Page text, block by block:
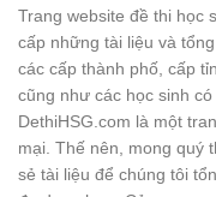
Trang website đề thi học
cấp những tài liệu và
các cấp thành phố, cấp
cũng như các học sinh
DethiHSG.com là một
mại. Thế nên, mong quý
sẻ tài liệu để chúng tôi